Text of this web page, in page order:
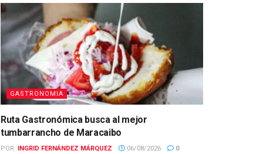
GASTRONOMIA
Ruta Gastronómica busca al mejor
tumbarrancho de Maracaibo
POR: INGRID FERNÁNDEZ MÁRQUEZ 06/08/2026 0